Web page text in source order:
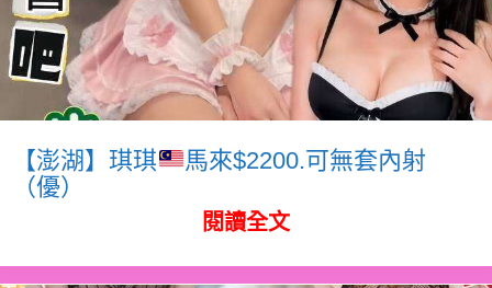
【澎湖】琪琪
馬來$2200.可無套內射
（優）
閱讀全文